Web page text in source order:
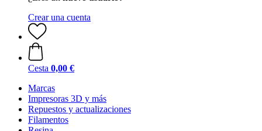
Crear una cuenta
Cesta 0,00 €
Marcas
Impresoras 3D y más
Repuestos y actualizaciones
Filamentos